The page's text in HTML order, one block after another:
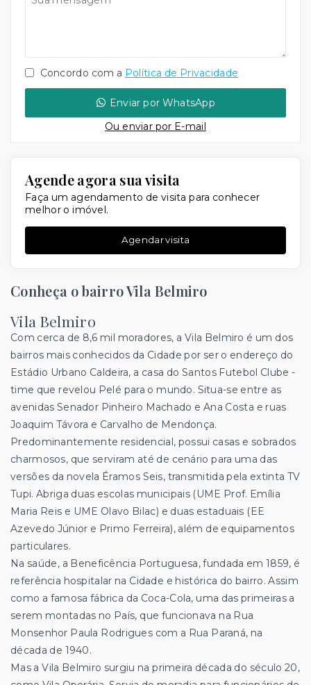
Concordo com a Política de Privacidade
Enviar por WhatsApp
Ou enviar por E-mail
Agende agora sua visita
Faça um agendamento de visita para conhecer
melhor o imóvel.
Agendar visita
Conheça o bairro Vila Belmiro
Vila Belmiro
Com cerca de 8,6 mil moradores, a Vila Belmiro é um dos
bairros mais conhecidos da Cidade por ser o endereço do
Estádio Urbano Caldeira, a casa do Santos Futebol Clube -
time que revelou Pelé para o mundo. Situa-se entre as
avenidas Senador Pinheiro Machado e Ana Costa e ruas
Joaquim Távora e Carvalho de Mendonça.
Predominantemente residencial, possui casas e sobrados
charmosos, que serviram até de cenário para uma das
versões da novela Éramos Seis, transmitida pela extinta TV
Tupi. Abriga duas escolas municipais (UME Prof. Emília
Maria Reis e UME Olavo Bilac) e duas estaduais (EE
Azevedo Júnior e Primo Ferreira), além de equipamentos
particulares.
Na saúde, a Beneficência Portuguesa, fundada em 1859, é
referência hospitalar na Cidade e histórica do bairro. Assim
como a famosa fábrica da Coca-Cola, uma das primeiras a
serem montadas no País, que funcionava na Rua
Monsenhor Paula Rodrigues com a Rua Paraná, na
década de 1940.
Mas a Vila Belmiro surgiu na primeira década do século 20,